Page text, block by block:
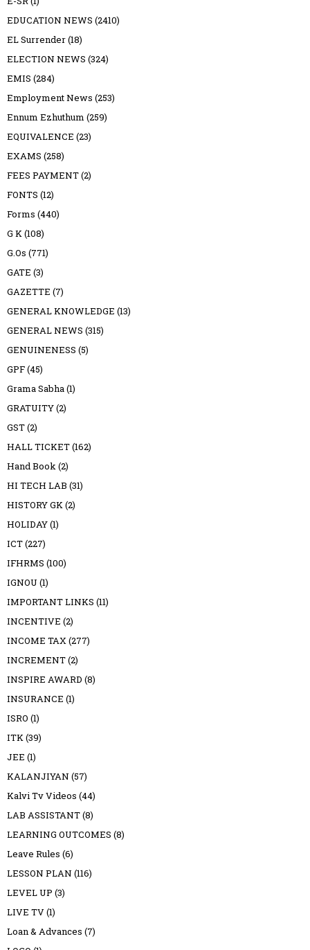
EDUCATION NEWS (2410)
EL Surrender(18)
ELECTION NEWS (324)
EMIS (284)
Employment News (253)
Ennum Ezhuthum (259)
EQUIVALENCE (23)
EXAMS (258)
FEES PAYMENT(2)
FONTS (12)
Forms (440)
G K(108)
G.Os (771)
GATE (3)
GAZETTE (7)
GENERAL KNOWLEDGE (13)
GENERAL NEWS (315)
GENUINENESS (5)
GPF(45)
Grama Sabha(1)
GRATUITY(2)
GST(2)
HALL TICKET(162)
Hand Book(2)
HI TECH LAB (31)
HISTORY GK(2)
HOLIDAY(1)
ICT(227)
IFHRMS (100)
IGNOU (1)
IMPORTANT LINKS (11)
INCENTIVE (2)
INCOME TAX(277)
INCREMENT(2)
INSPIRE AWARD (8)
INSURANCE (1)
ISRO (1)
ITK(39)
JEE (1)
KALANJIYAN (57)
Kalvi Tv Videos (44)
LAB ASSISTANT(8)
LEARNING OUTCOMES (8)
Leave Rules (6)
LESSON PLAN (116)
LEVEL UP (3)
LIVE TV(1)
Loan & Advances (7)